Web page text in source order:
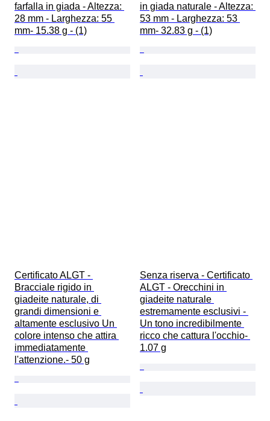
farfalla in giada - Altezza:
28 mm - Larghezza: 55
mm- 15.38 g - (1)
in giada naturale - Altezza:
53 mm - Larghezza: 53
mm- 32.83 g - (1)
Certificato ALGT -
Bracciale rigido in
giadeite naturale, di
grandi dimensioni e
altamente esclusivo Un
colore intenso che attira
immediatamente
l'attenzione.- 50 g
Senza riserva - Certificato
ALGT - Orecchini in
giadeite naturale
estremamente esclusivi -
Un tono incredibilmente
ricco che cattura l'occhio-
1.07 g